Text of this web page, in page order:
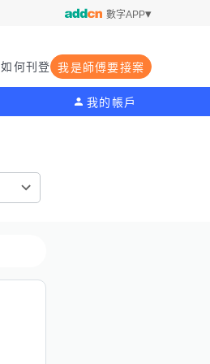
數字APP
如何刊登 我是師傅要接案
我的帳戶